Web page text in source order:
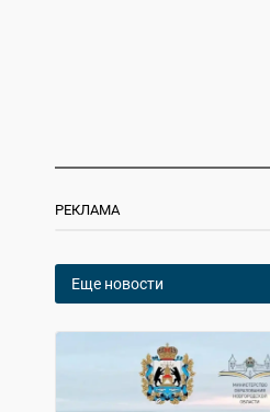
РЕКЛАМА
Еще новости